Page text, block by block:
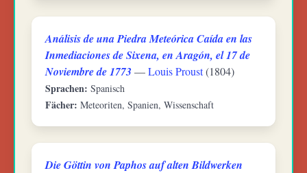
Análisis de una Piedra Meteórica Caída en las
Inmediaciones de Sixena, en Aragón, el 17 de
Noviembre de 1773 —Louis Proust(1804)
Sprachen: Spanisch
Fächer: Meteoriten, Spanien, Wissenschaft
Die Göttin von Paphos auf alten Bildwerken